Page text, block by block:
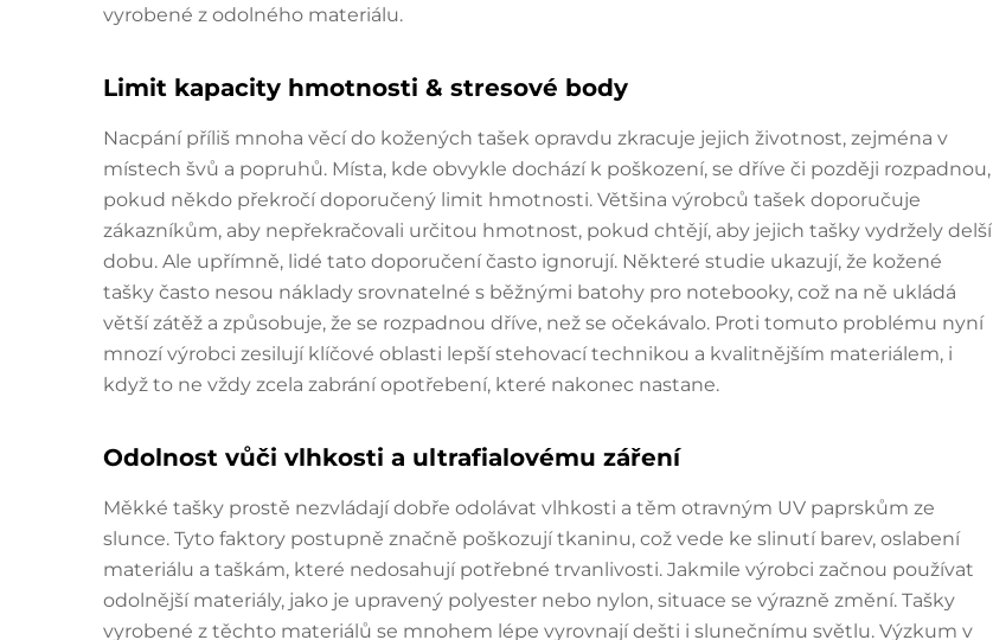
vyrobené z odolného materiálu.
Limit kapacity hmotnosti & stresové body
Nacpání příliš mnoha věcí do kožených tašek opravdu zkracuje jejich životnost, zejména v
místech švů a popruhů. Místa, kde obvykle dochází k poškození, se dříve či později rozpadnou,
pokud někdo překročí doporučený limit hmotnosti. Většina výrobců tašek doporučuje
zákazníkům, aby nepřekračovali určitou hmotnost, pokud chtějí, aby jejich tašky vydržely delší
dobu. Ale upřímně, lidé tato doporučení často ignorují. Některé studie ukazují, že kožené
tašky často nesou náklady srovnatelné s běžnými batohy pro notebooky, což na ně ukládá
větší zátěž a způsobuje, že se rozpadnou dříve, než se očekávalo. Proti tomuto problému nyní
mnozí výrobci zesilují klíčové oblasti lepší stehovací technikou a kvalitnějším materiálem, i
když to ne vždy zcela zabrání opotřebení, které nakonec nastane.
Odolnost vůči vlhkosti a ultrafialovému záření
Měkké tašky prostě nezvládají dobře odolávat vlhkosti a těm otravným UV paprskům ze
slunce. Tyto faktory postupně značně poškozují tkaninu, což vede ke slinutí barev, oslabení
materiálu a taškám, které nedosahují potřebné trvanlivosti. Jakmile výrobci začnou používat
odolnější materiály, jako je upravený polyester nebo nylon, situace se výrazně změní. Tašky
vyrobené z těchto materiálů se mnohem lépe vyrovnají dešti i slunečnímu světlu. Výzkum v